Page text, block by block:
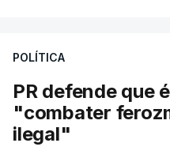
desencadeando uma
articulação com a
Nacional e a Força
POLÍTICA
PR defende que
"combater
ilegal"